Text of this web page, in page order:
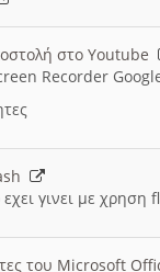
στο Youtube
Recorder
γινει με χρηση
του Microsoft